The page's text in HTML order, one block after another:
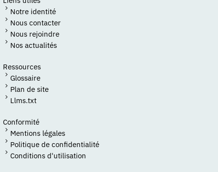
Notre identité
Nous contacter
Nous rejoindre
Nos actualités
Ressources
Glossaire
Plan de site
Llms.txt
Conformité
Mentions légales
Politique de confidentialité
Conditions d'utilisation